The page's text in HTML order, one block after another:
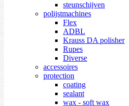
steunschijven
polijstmachines
Flex
ADBL
Krauss DA polisher
Rupes
Diverse
accessoires
protection
coating
sealant
wax - soft wax